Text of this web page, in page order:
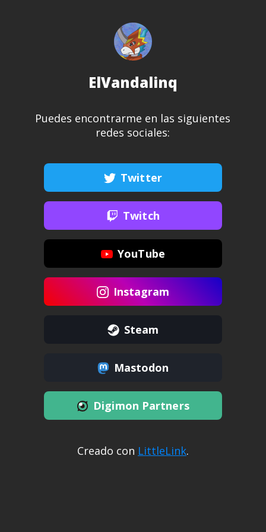
ElVandalinq
Puedes encontrarme en las siguientes
redes sociales:
Twitter
Twitch
YouTube
Instagram
Steam
Mastodon
Digimon Partners
Creado con LittleLink.